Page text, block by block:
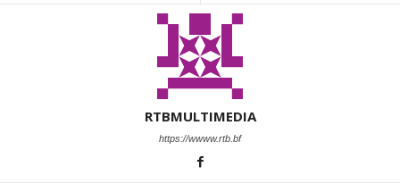
RTBMULTIMEDIA
https://wwww.rtb.bf